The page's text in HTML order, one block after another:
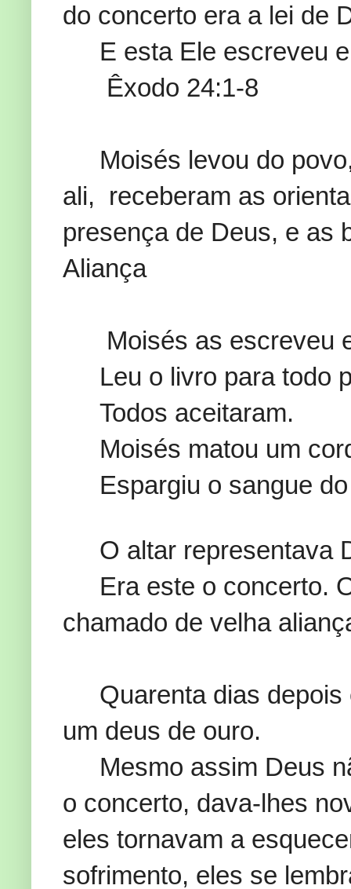
do concerto era a lei de
E esta Ele escreveu
Êxodo 24:1-8
Moisés levou do
ali, receberam as
presença de Deus, e as
Aliança
Moisés as escreveu
Leu o livro para todo
Todos aceitaram.
Moisés matou um
Espargiu o sangue
O altar representava
Era este o concerto.
chamado de velha
Quarenta dias
um deus de ouro.
Mesmo assim Deus
o concerto, dava-lhes
eles tornavam a
sofrimento, eles se